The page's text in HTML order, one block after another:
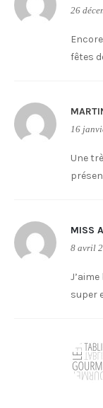
26
fêtes
16
Une
MISS
8 avril
super